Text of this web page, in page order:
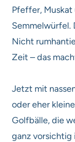
Pfeffer,
Semmelwürfel.
Nicht
Zeit – das
Jetzt mit
oder eher
Golfbälle, die
ganz vorsichtig